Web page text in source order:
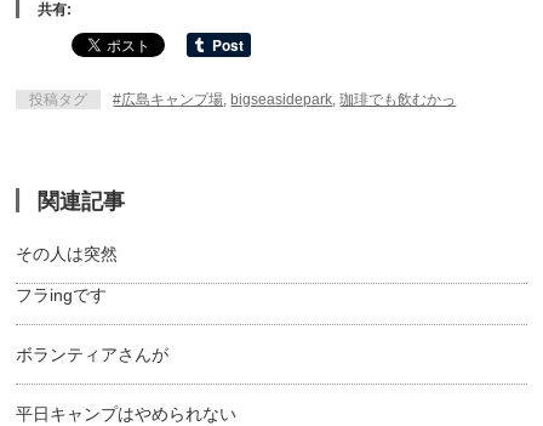
共有:
投稿タグ #広島キャンプ場, bigseasidepark,珈琲でも飲むかっ
関連記事
その人は突然
フラingです
ボランティアさんが
平日キャンプはやめられない